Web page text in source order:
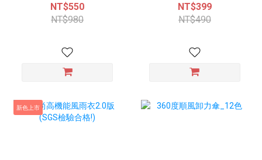
NT$550
NT$980
NT$399
NT$490
新色上市